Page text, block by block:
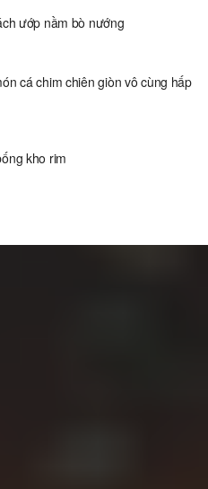
ướp nầm bò nướng
cá chim chiên giòn vô cùng hấp
kho rim